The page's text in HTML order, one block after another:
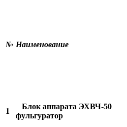
№ Наименование
1
Блок аппарата ЭХВЧ-50
фульгуратор